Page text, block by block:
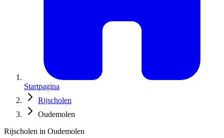
Startpagina
Rijscholen
Oudemolen
Rijscholen in Oudemolen